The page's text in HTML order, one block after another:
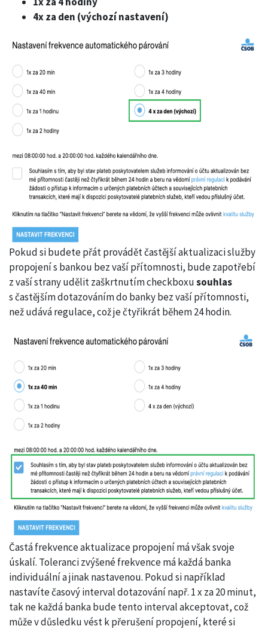
4x za den (výchozí nastavení)
Pokud si budete přát provádět častější aktualizaci služby
propojení s bankou bez vaší přítomnosti, bude zapotřebí
z vaší strany udělit zaškrtnutím checkboxusouhlas
s častějším dotazováním do banky bez vaší přítomnosti,
než udává regulace, což je čtyřikrát během 24 hodin.
Častá frekvence aktualizace propojení má však svoje
úskalí. Toleranci zvýšené frekvence má každá banka
individuální a jinak nastavenou. Pokud si například
nastavíte časový interval dotazování např. 1 x za 20 minut,
tak ne každá banka bude tento interval akceptovat, což
může v důsledku vést k přerušení propojení, které si